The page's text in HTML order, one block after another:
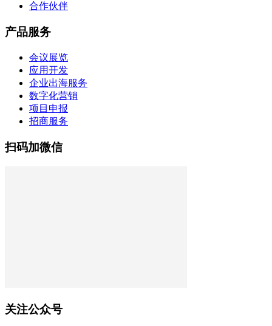
合作伙伴
产品服务
会议展览
应用开发
企业出海服务
数字化营销
项目申报
招商服务
扫码加微信
关注公众号